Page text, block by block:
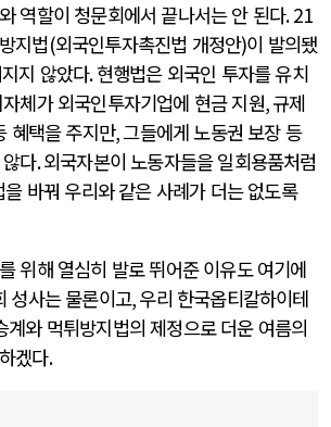
역할이 청문회에서 끝나서는 안 된다. 21
지법(외국인투자촉진법 개정안)이 발의됐
지 않았다.현행법은 외국인 투자를 유치
체가 외국인투자기업에 현금 지원,규제
혜택을 주지만,그들에게 노동권 보장 등
다.외국자본이 노동자들을 일회용품처럼
을 바꿔 우리와 같은 사례가 더는 없도록
위해 열심히 발로 뛰어준 이유도 여기에
성사는 물론이고,우리 한국옵티칼하이테
계와 먹튀방지법의 제정으로 더운 여름의
겠다.